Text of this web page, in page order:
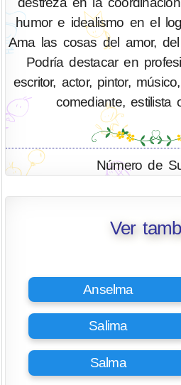
humor e idealismo en el
Ama las cosas del amor,
Podría destacar en
escritor, actor, pintor,
comediante, estilista
Número de
Ver
Anselma
Salima
Salma